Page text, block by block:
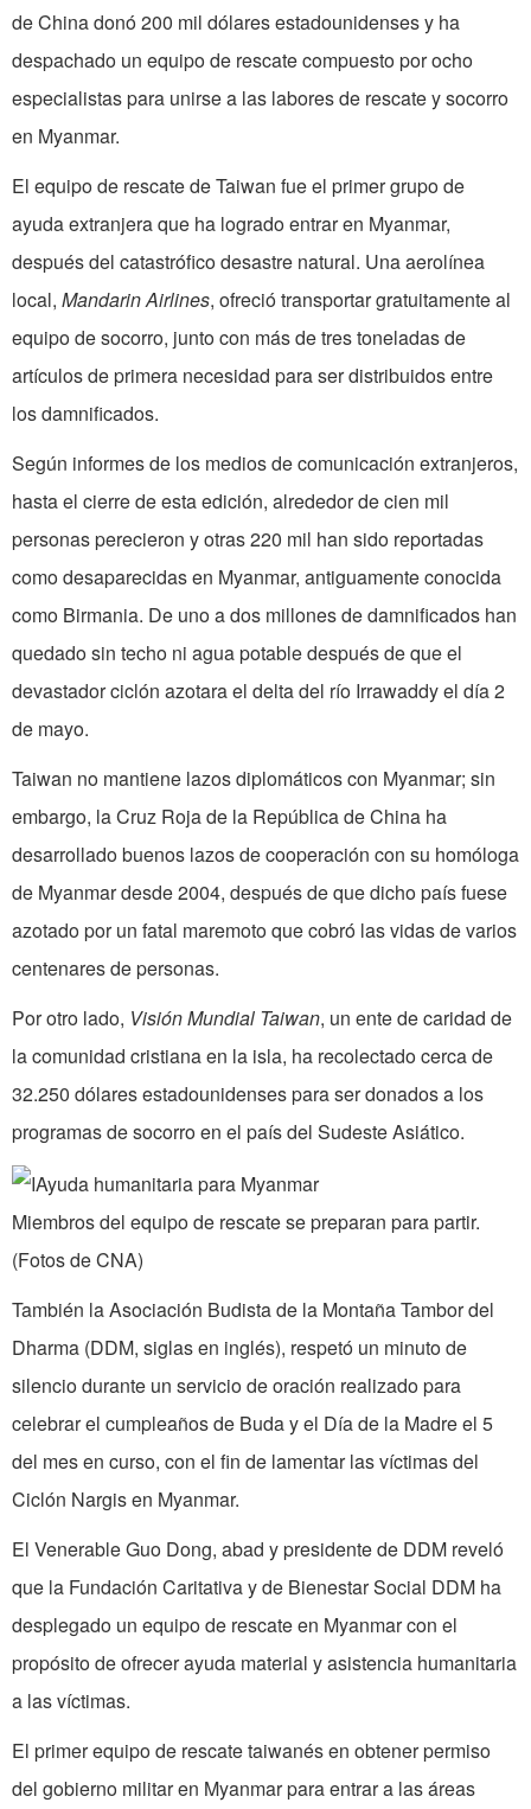
de China donó 200 mil dólares estadounidenses y ha
despachado un equipo de rescate compuesto por ocho
especialistas para unirse a las labores de rescate y socorro
en Myanmar.
El equipo de rescate de Taiwan fue el primer grupo de
ayuda extranjera que ha logrado entrar en Myanmar,
después del catastrófico desastre natural. Una aerolínea
local, Mandarin Airlines, ofreció transportar gratuitamente al
equipo de socorro, junto con más de tres toneladas de
artículos de primera necesidad para ser distribuidos entre
los damnificados.
Según informes de los medios de comunicación extranjeros,
hasta el cierre de esta edición, alrededor de cien mil
personas perecieron y otras 220 mil han sido reportadas
como desaparecidas en Myanmar, antiguamente conocida
como Birmania. De uno a dos millones de damnificados han
quedado sin techo ni agua potable después de que el
devastador ciclón azotara el delta del río Irrawaddy el día 2
de mayo.
Taiwan no mantiene lazos diplomáticos con Myanmar; sin
embargo, la Cruz Roja de la República de China ha
desarrollado buenos lazos de cooperación con su homóloga
de Myanmar desde 2004, después de que dicho país fuese
azotado por un fatal maremoto que cobró las vidas de varios
centenares de personas.
Por otro lado, Visión Mundial Taiwan, un ente de caridad de
la comunidad cristiana en la isla, ha recolectado cerca de
32.250 dólares estadounidenses para ser donados a los
programas de socorro en el país del Sudeste Asiático.
Miembros del equipo de rescate se preparan para partir.
(Fotos de CNA)
También la Asociación Budista de la Montaña Tambor del
Dharma (DDM, siglas en inglés), respetó un minuto de
silencio durante un servicio de oración realizado para
celebrar el cumpleaños de Buda y el Día de la Madre el 5
del mes en curso, con el fin de lamentar las víctimas del
Ciclón Nargis en Myanmar.
El Venerable Guo Dong, abad y presidente de DDM reveló
que la Fundación Caritativa y de Bienestar Social DDM ha
desplegado un equipo de rescate en Myanmar con el
propósito de ofrecer ayuda material y asistencia humanitaria
a las víctimas.
El primer equipo de rescate taiwanés en obtener permiso
del gobierno militar en Myanmar para entrar a las áreas